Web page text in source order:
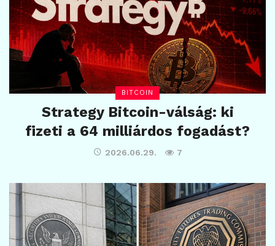
BITCOIN
Strategy Bitcoin-válság: ki
fizeti a 64 milliárdos fogadást?
2026.06.29. 7